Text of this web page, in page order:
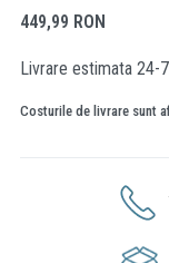
449,99 RON
Livrare estimata 24-
Costurile de livrare sunt